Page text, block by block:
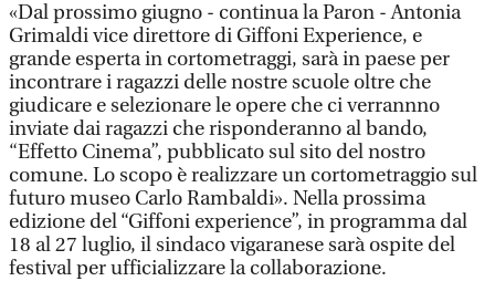
«Dal prossimo giugno - continua la Paron - Antonia
Grimaldi vice direttore di Giffoni Experience, e
grande esperta in cortometraggi, sarà in paese per
incontrare i ragazzi delle nostre scuole oltre che
giudicare e selezionare le opere che ci verrannno
inviate dai ragazzi che risponderanno al bando,
“Effetto Cinema”, pubblicato sul sito del nostro
comune. Lo scopo è realizzare un cortometraggio sul
futuro museo Carlo Rambaldi». Nella prossima
edizione del “Giffoni experience”, in programma dal
18 al 27 luglio, il sindaco vigaranese sarà ospite del
festival per ufficializzare la collaborazione.